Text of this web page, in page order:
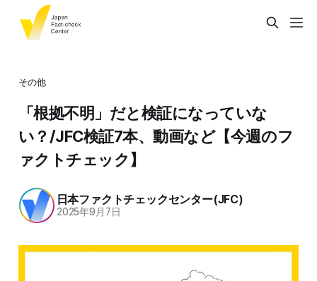
その他
「根拠不明」だと検証になっていな
い？/JFC検証7本、動画など【今週のフ
ァクトチェック】
日本ファクトチェックセンター(JFC)
2025年9月7日